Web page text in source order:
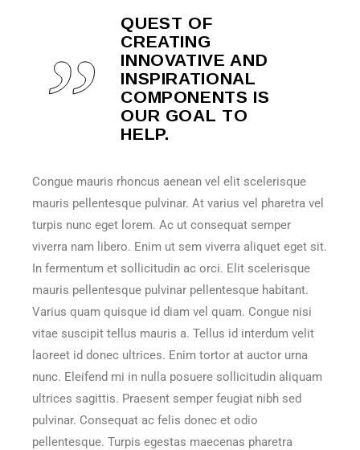
QUEST OF
CREATING
INNOVATIVE AND
INSPIRATIONAL
COMPONENTS IS
OUR GOAL TO
HELP.
Congue mauris rhoncus aenean vel elit scelerisque
mauris pellentesque pulvinar. At varius vel pharetra vel
turpis nunc eget lorem. Ac ut consequat semper
viverra nam libero. Enim ut sem viverra aliquet eget sit.
In fermentum et sollicitudin ac orci. Elit scelerisque
mauris pellentesque pulvinar pellentesque habitant.
Varius quam quisque id diam vel quam. Congue nisi
vitae suscipit tellus mauris a. Tellus id interdum velit
laoreet id donec ultrices. Enim tortor at auctor urna
nunc. Eleifend mi in nulla posuere sollicitudin aliquam
ultrices sagittis. Praesent semper feugiat nibh sed
pulvinar. Consequat ac felis donec et odio
pellentesque. Turpis egestas maecenas pharetra